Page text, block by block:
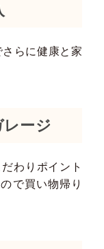
らに健康と家
ージ
わりポイント
で買い物帰り